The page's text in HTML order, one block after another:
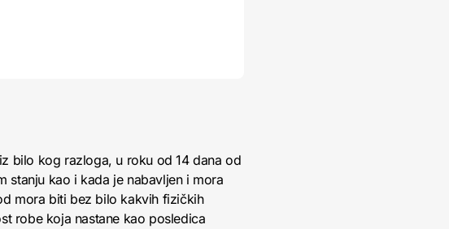
bilo kog razloga, u roku od 14 dana od
kao i kada je nabavljen i mora
mora biti bez bilo kakvih fizičkih
robe koja nastane kao posledica